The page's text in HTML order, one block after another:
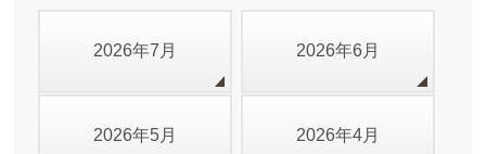
2026年7月 2026年6月
2026年5月 2026年4月